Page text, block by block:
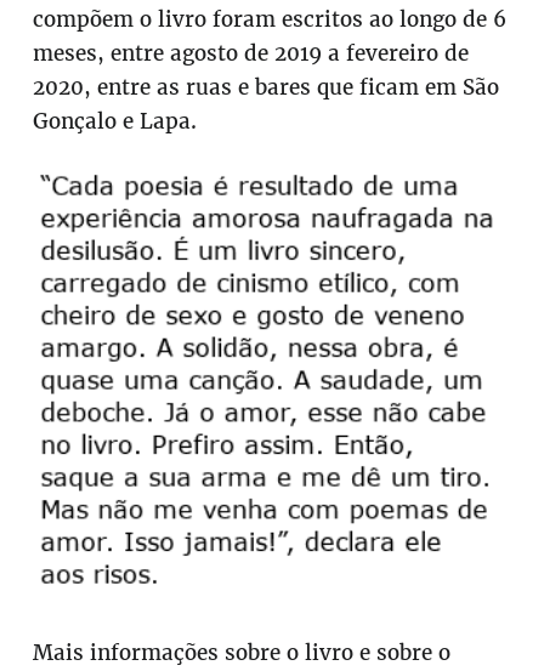
compõem o livro foram escritos ao longo de 6
meses, entre agosto de 2019 a fevereiro de
2020, entre as ruas e bares que ficam em São
Gonçalo e Lapa.
Mais informações sobre o livro e sobre o